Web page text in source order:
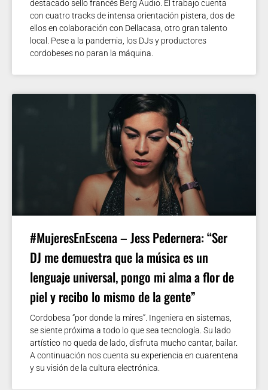
destacado sello francés Berg Audio. El trabajo cuenta
con cuatro tracks de intensa orientación pistera, dos de
ellos en colaboración con Dellacasa, otro gran talento
local. Pese a la pandemia, los DJs y productores
cordobeses no paran la máquina.
#MujeresEnEscena – Jess Pedernera: “Ser
DJ me demuestra que la música es un
lenguaje universal, pongo mi alma a flor de
piel y recibo lo mismo de la gente”
Cordobesa “por donde la mires”. Ingeniera en sistemas,
se siente próxima a todo lo que sea tecnología. Su lado
artístico no queda de lado, disfruta mucho cantar, bailar.
A continuación nos cuenta su experiencia en cuarentena
y su visión de la cultura electrónica.